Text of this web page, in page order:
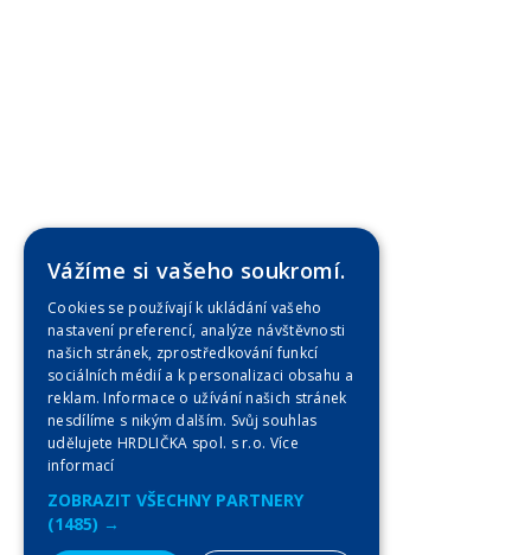
Vážíme si vašeho soukromí.
Cookies se používají k ukládání vašeho
nastavení preferencí, analýze návštěvnosti
našich stránek, zprostředkování funkcí
sociálních médií a k personalizaci obsahu a
reklam. Informace o užívání našich stránek
nesdílíme s nikým dalším. Svůj souhlas
udělujete HRDLIČKA spol. s r.o. Více
informací
ZOBRAZIT VŠECHNY PARTNERY
(1485) →